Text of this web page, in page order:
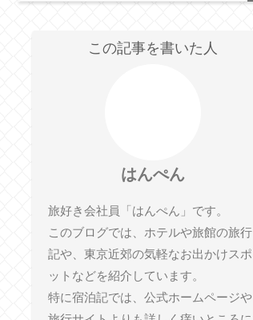
この記事を書いた人
はんぺん
旅好き会社員「はんぺん」です。
このブログでは、ホテルや旅館の旅行
記や、東京近郊の気軽なお出かけスポ
ットなどを紹介しています。
特に宿泊記では、公式ホームページや